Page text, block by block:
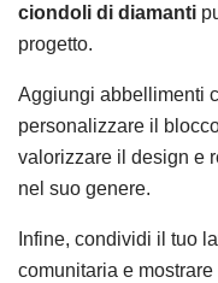
ciondoli di diamanti
progetto.
Aggiungi abbellimenti
personalizzare il
valorizzare il design e
nel suo genere.
Infine, condividi il tuo
comunitaria e mostrare